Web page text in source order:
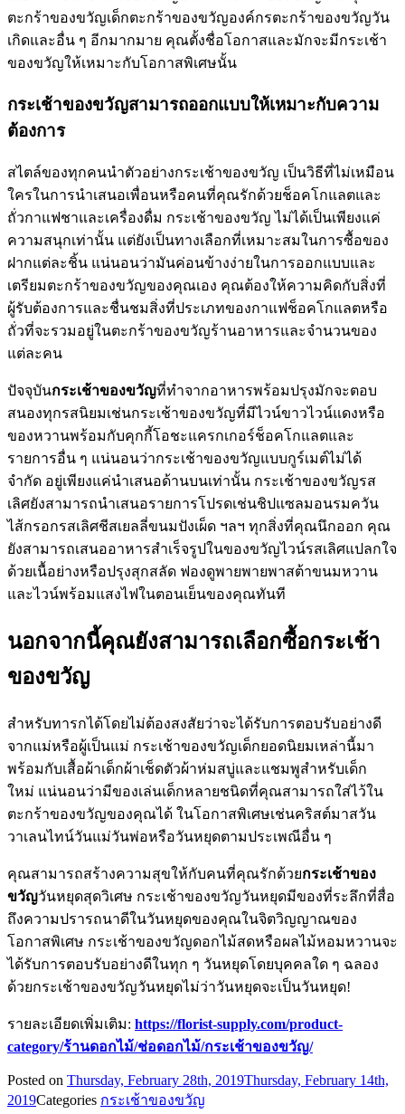
ตะกร้าของขวัญเด็กตะกร้าของขวัญองค์กรตะกร้าของขวัญวัน
เกิดและอื่น ๆ อีกมากมาย คุณตั้งชื่อโอกาสและมักจะมีกระเช้า
ของขวัญให้เหมาะกับโอกาสพิเศษนั้น
กระเช้าของขวัญสามารถออกแบบให้เหมาะกับความ
ต้องการ
สไตล์ของทุกคนนำตัวอย่างกระเช้าของขวัญ เป็นวิธีที่ไม่เหมือน
ใครในการนำเสนอเพื่อนหรือคนที่คุณรักด้วยช็อคโกแลตและ
ถั่วกาแฟชาและเครื่องดื่ม กระเช้าของขวัญ ไม่ได้เป็นเพียงแค่
ความสนุกเท่านั้น แต่ยังเป็นทางเลือกที่เหมาะสมในการซื้อของ
ฝากแต่ละชิ้น แน่นอนว่ามันค่อนข้างง่ายในการออกแบบและ
เตรียมตะกร้าของขวัญของคุณเอง คุณต้องให้ความคิดกับสิ่งที่
ผู้รับต้องการและชื่นชมสิ่งที่ประเภทของกาแฟช็อคโกแลตหรือ
ถั่วที่จะรวมอยู่ในตะกร้าของขวัญร้านอาหารและจำนวนของ
แต่ละคน
ปัจจุบันกระเช้าของขวัญที่ทำจากอาหารพร้อมปรุงมักจะตอบ
สนองทุกรสนิยมเช่นกระเช้าของขวัญที่มีไวน์ขาวไวน์แดงหรือ
ของหวานพร้อมกับคุกกี้โอชะแครกเกอร์ช็อคโกแลตและ
รายการอื่น ๆ แน่นอนว่ากระเช้าของขวัญแบบกูร์เมต์ไม่ได้
จำกัด อยู่เพียงแค่นำเสนอด้านบนเท่านั้น กระเช้าของขวัญรส
เลิศยังสามารถนำเสนอรายการโปรดเช่นชิปแซลมอนรมควัน
ไส้กรอกรสเลิศชีสเยลลี่ขนมปังเผ็ด ฯลฯ ทุกสิ่งที่คุณนึกออก คุณ
ยังสามารถเสนออาหารสำเร็จรูปในของขวัญไวน์รสเลิศแปลกใจ
ด้วยเนื้อย่างหรือปรุงสุกสลัด ฟองดูพายพายพาสต้าขนมหวาน
และไวน์พร้อมแสงไฟในตอนเย็นของคุณทันที
นอกจากนี้คุณยังสามารถเลือกซื้อกระเช้า
ของขวัญ
สำหรับทารกได้โดยไม่ต้องสงสัยว่าจะได้รับการตอบรับอย่างดี
จากแม่หรือผู้เป็นแม่ กระเช้าของขวัญเด็กยอดนิยมเหล่านี้มา
พร้อมกับเสื้อผ้าเด็กผ้าเช็ดตัวผ้าห่มสบู่และแชมพูสำหรับเด็ก
ใหม่ แน่นอนว่ามีของเล่นเด็กหลายชนิดที่คุณสามารถใส่ไว้ใน
ตะกร้าของขวัญของคุณได้ ในโอกาสพิเศษเช่นคริสต์มาสวัน
วาเลนไทน์วันแม่วันพ่อหรือวันหยุดตามประเพณีอื่น ๆ
คุณสามารถสร้างความสุขให้กับคนที่คุณรักด้วยกระเช้าของ
ขวัญวันหยุดสุดวิเศษ กระเช้าของขวัญวันหยุดมีของที่ระลึกที่สื่อ
ถึงความปรารถนาดีในวันหยุดของคุณในจิตวิญญาณของ
โอกาสพิเศษ กระเช้าของขวัญดอกไม้สดหรือผลไม้หอมหวานจะ
ได้รับการตอบรับอย่างดีในทุก ๆ วันหยุดโดยบุคคลใด ๆ ฉลอง
ด้วยกระเช้าของขวัญวันหยุดไม่ว่าวันหยุดจะเป็นวันหยุด!
รายละเอียดเพิ่มเติม: https://florist-supply.com/product-
category/ร้านดอกไม้/ช่อดอกไม้/กระเช้าของขวัญ/
Posted on Thursday, February 28th, 2019Thursday, February 14th,
2019Categories กระเช้าของขวัญ